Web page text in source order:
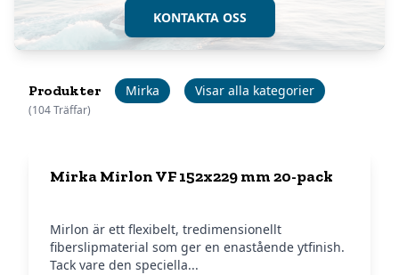
KONTAKTA OSS
Produkter Mirka Visar alla kategorier
(104 Träffar)
Mirka Mirlon VF 152x229 mm 20-pack
Mirlon är ett flexibelt, tredimensionellt
fiberslipmaterial som ger en enastående ytfinish.
Tack vare den speciella...